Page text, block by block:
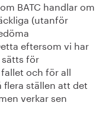
BATC handlar om
(utanför
eftersom vi har
för
och för all
ställen att det
verkar sen